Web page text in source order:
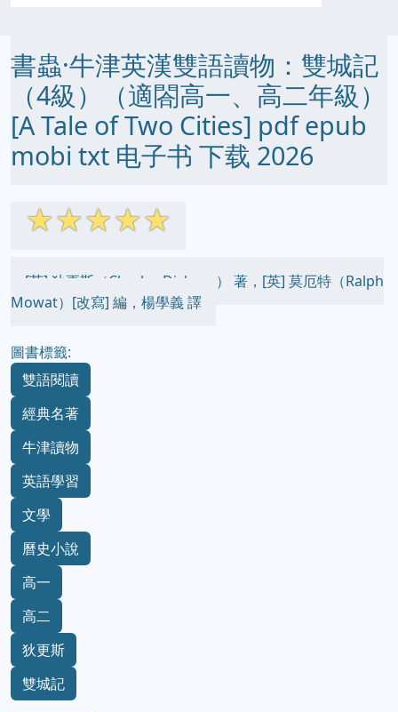
書蟲·牛津英漢雙語讀物：雙城記
（4級）（適閤高一、高二年級）
[A Tale of Two Cities] pdf epub
mobi txt 电子书 下载 2026
☆☆☆☆☆
[英] 狄更斯（Charles Dickens） 著，[英] 莫厄特（Ralph
Mowat）[改寫] 編，楊學義 譯
圖書標籤:
雙語閱讀
經典名著
牛津讀物
英語學習
文學
曆史小說
高一
高二
狄更斯
雙城記